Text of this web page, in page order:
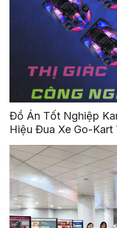
Đồ Án Tốt Nghiệp
Hiệu Đua Xe Go-Kart